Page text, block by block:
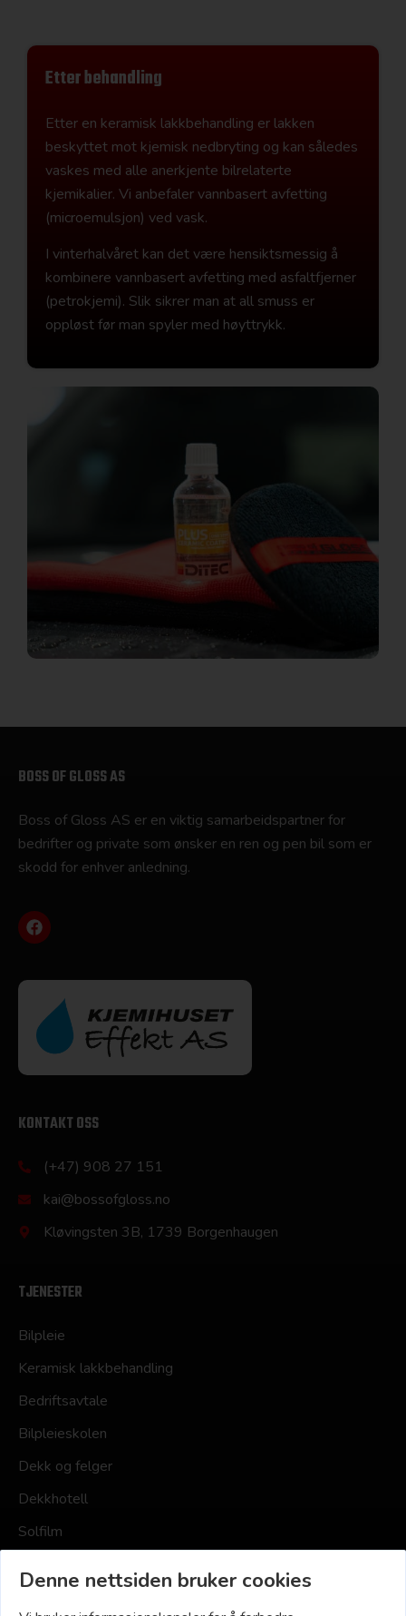
Etter behandling
Etter en keramisk lakkbehandling er lakken
beskyttet mot kjemisk nedbryting og kan således
vaskes med alle anerkjente bilrelaterte
kjemikalier. Vi anbefaler vannbasert avfetting
(microemulsjon) ved vask.
I vinterhalvåret kan det være hensiktsmessig å
kombinere vannbasert avfetting med asfaltfjerner
(petrokjemi). Slik sikrer man at all smuss er
oppløst før man spyler med høyttrykk.
BOSS OF GLOSS AS
Boss of Gloss AS er en viktig samarbeidspartner for
bedrifter og private som ønsker en ren og pen bil som er
skodd for enhver anledning.
KONTAKT OSS
(+47) 908 27 151
kai@bossofgloss.no
Kløvingsten 3B, 1739 Borgenhaugen
TJENESTER
Bilpleie
Keramisk lakkbehandling
Bedriftsavtale
Bilpleieskolen
Dekk og felger
Dekkhotell
Solfilm
Denne nettsiden bruker cookies